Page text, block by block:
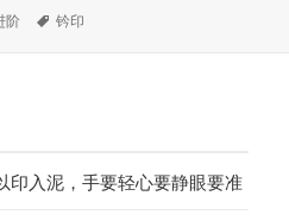
阶
标
钤印
印入泥，手要轻心要静眼要准